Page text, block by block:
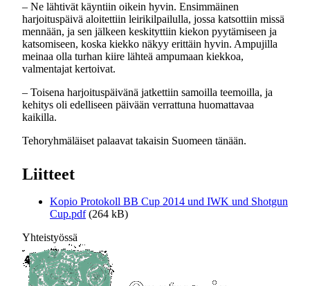
– Ne lähtivät käyntiin oikein hyvin. Ensimmäinen
harjoituspäivä aloitettiin leirikilpailulla, jossa katsottiin missä
mennään, ja sen jälkeen keskityttiin kiekon pyytämiseen ja
katsomiseen, koska kiekko näkyy erittäin hyvin. Ampujilla
meinaa olla turhan kiire lähteä ampumaan kiekkoa,
valmentajat kertoivat.
– Toisena harjoituspäivänä jatkettiin samoilla teemoilla, ja
kehitys oli edelliseen päivään verrattuna huomattavaa
kaikilla.
Tehoryhmäläiset palaavat takaisin Suomeen tänään.
Liitteet
Kopio Protokoll BB Cup 2014 und IWK und Shotgun
Cup.pdf (264 kB)
Yhteistyössä